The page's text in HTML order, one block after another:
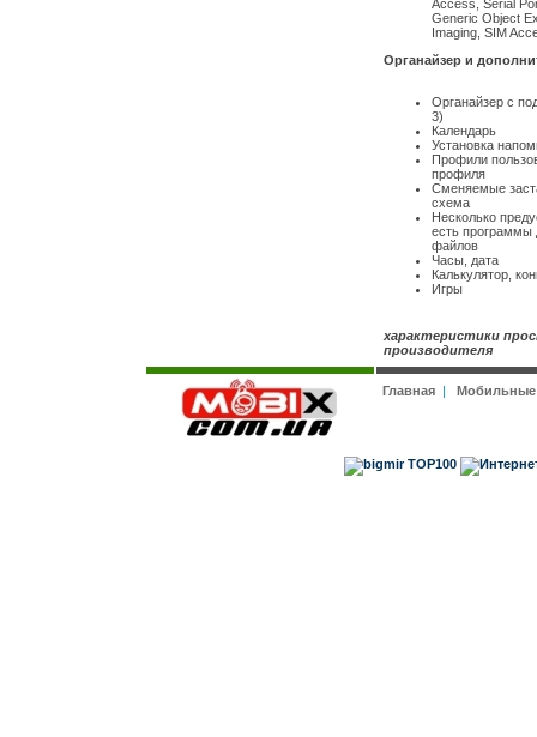
Access, Serial
Generic Object
Imaging, SIM
Органайзер и
Органайзер с
3)
Календарь
Установка
Профили
профиля
Сменяемые
схема
Несколько
есть программы
файлов
Часы, дата
Калькулятор,
Игры
характеристики
производителя
Главная|